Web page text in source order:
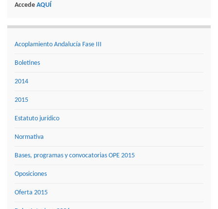
Accede AQUÍ
Acoplamiento Andalucía Fase III
Boletines
2014
2015
Estatuto jurídico
Normativa
Bases, programas y convocatorias OPE 2015
Oposiciones
Oferta 2015